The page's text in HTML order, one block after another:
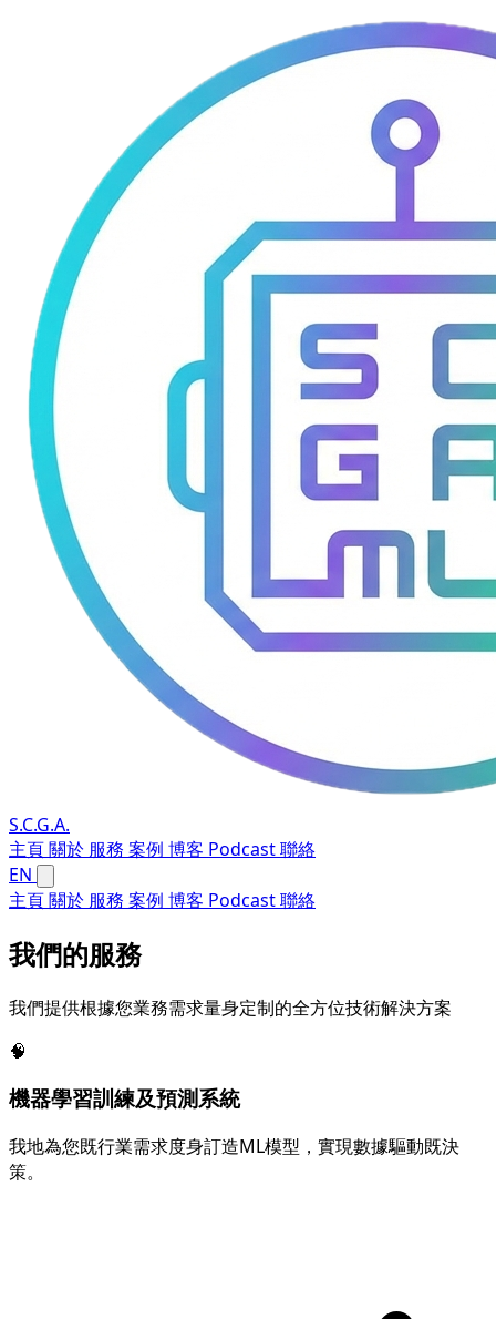
S.C.G.A.
主頁關於 服務 案例 博客 Podcast聯絡
EN
主頁關於 服務 案例 博客 Podcast聯絡
我們的服務
我們提供根據您業務需求量身定制的全方位技術解決方案
🧠
機器學習訓練及預測系統
我地為您既行業需求度身訂造ML模型，實現數據驅動既決
策。